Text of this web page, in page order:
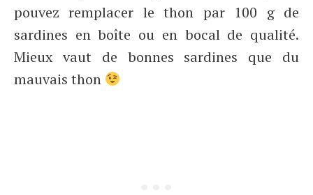
pouvez remplacer le thon par 100 g de
sardines en boîte ou en bocal de qualité.
Mieux vaut de bonnes sardines que du
mauvais thon